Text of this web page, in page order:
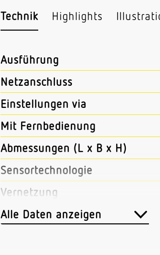
Technik Highlights
Ausführung
Netzanschluss
Einstellungen via
Mit Fernbedienung
Abmessungen (L x B x H)
Sensortechnologie
Vernetzung
Art der Vernetzung
Alle Daten anzeigen